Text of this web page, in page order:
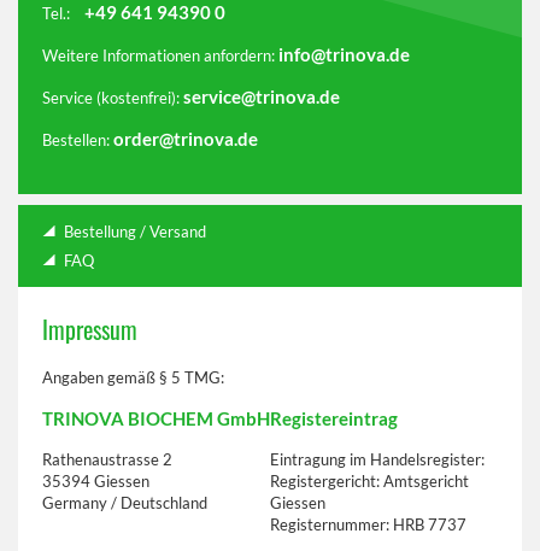
Tel.: +49 641 94390 0
Weitere Informationen anfordern: info@trinova.de
Service (kostenfrei):service@trinova.de
Bestellen:order@trinova.de
Bestellung / Versand
FAQ
Impressum
Angaben gemäß § 5 TMG:
TRINOVA BIOCHEM GmbH
Rathenaustrasse 2
35394 Giessen
Germany / Deutschland
Registereintrag
Eintragung im Handelsregister:
Registergericht: Amtsgericht
Giessen
Registernummer: HRB 7737